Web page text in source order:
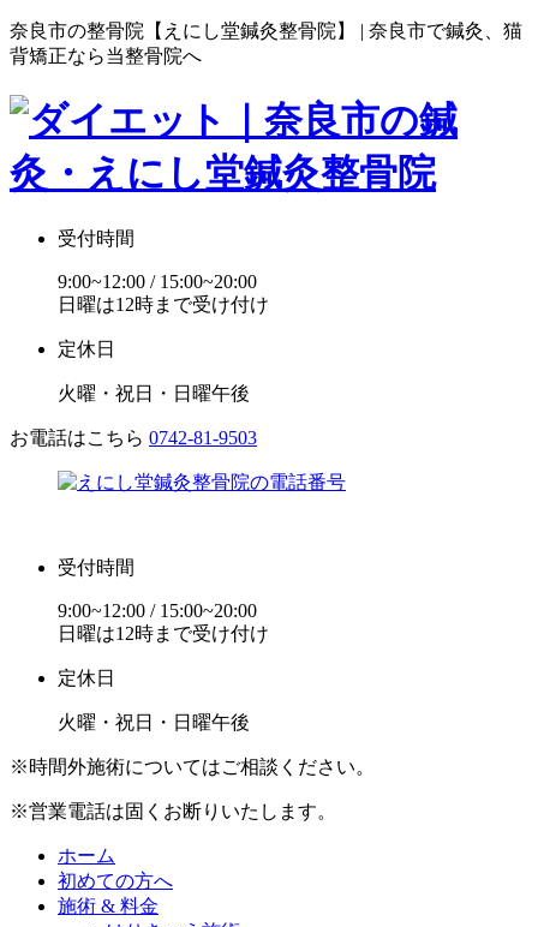
奈良市の整骨院【えにし堂鍼灸整骨院】 | 奈良市で鍼灸、猫
背矯正なら当整骨院へ
受付時間
9:00~12:00 / 15:00~20:00
日曜は12時まで受け付け
定休日
火曜・祝日・日曜午後
お電話はこちら 0742-81-9503
受付時間
9:00~12:00 / 15:00~20:00
日曜は12時まで受け付け
定休日
火曜・祝日・日曜午後
※時間外施術についてはご相談ください。
※営業電話は固くお断りいたします。
ホーム
初めての方へ
施術 & 料金